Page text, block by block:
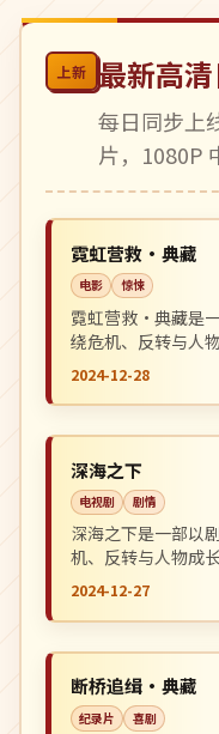
上新 最新高
每日同步上
片，1080P
美国
完结
霓虹营救·典藏
电影 惊悚
霓虹营救·典藏是
绕危机、反转与人
推荐观看。
2024-12-28
韩国
深海之下
电视剧 剧情
深海之下是一部以
机、反转与人物成
观看。
2024-12-27
韩国
断桥追缉·典藏
纪录片 喜剧